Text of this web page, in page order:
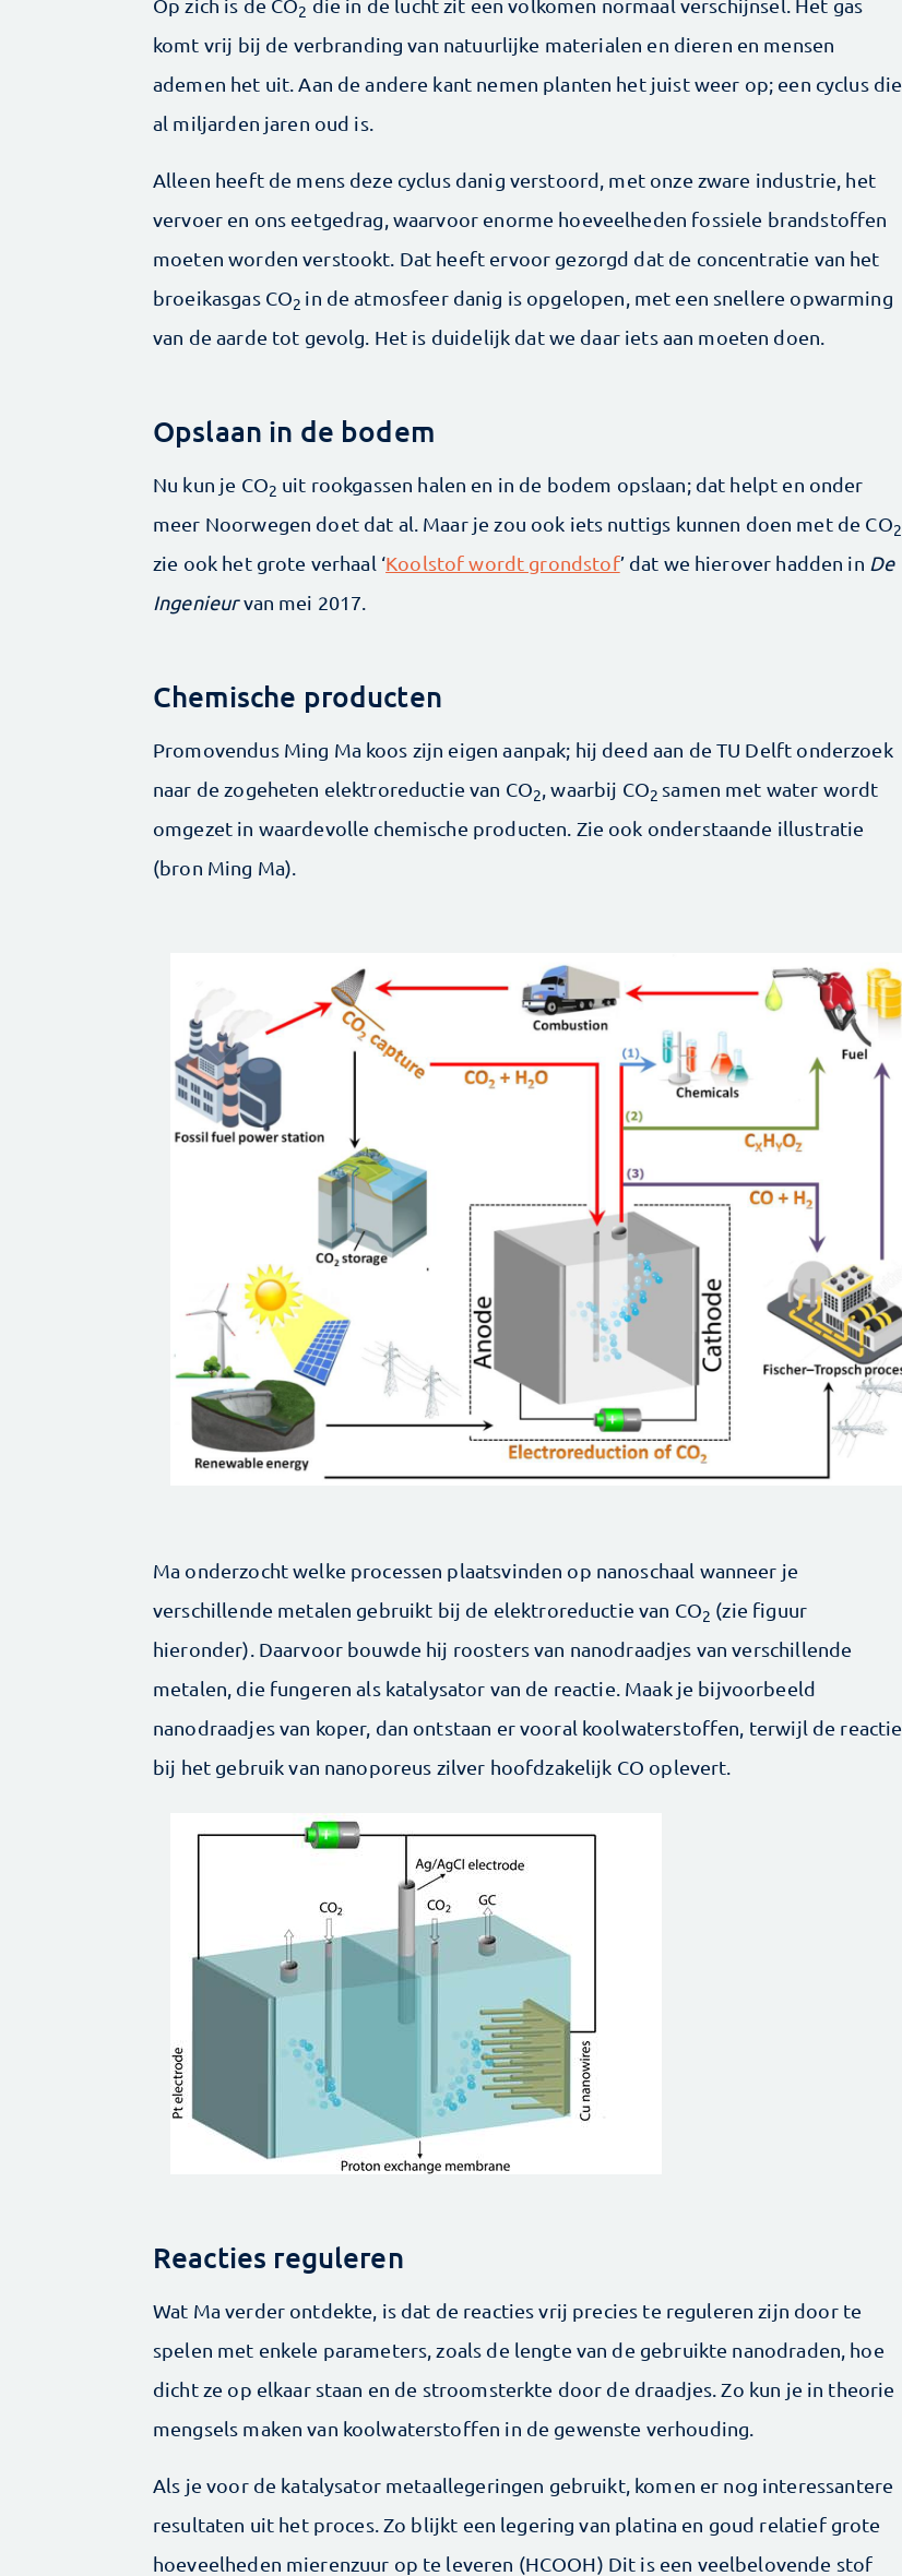
Op zich is de CO2 die in de lucht zit een volkomen normaal verschijnsel. Het gas
komt vrij bij de verbranding van natuurlijke materialen en dieren en mensen
ademen het uit. Aan de andere kant nemen planten het juist weer op; een cyclus die
al miljarden jaren oud is.
Alleen heeft de mens deze cyclus danig verstoord, met onze zware industrie, het
vervoer en ons eetgedrag, waarvoor enorme hoeveelheden fossiele brandstoffen
moeten worden verstookt. Dat heeft ervoor gezorgd dat de concentratie van het
broeikasgas CO2 in de atmosfeer danig is opgelopen, met een snellere opwarming
van de aarde tot gevolg. Het is duidelijk dat we daar iets aan moeten doen.
Opslaan in de bodem
Nu kun je CO2 uit rookgassen halen en in de bodem opslaan; dat helpt en onder
meer Noorwegen doet dat al. Maar je zou ook iets nuttigs kunnen doen met de CO2
zie ook het grote verhaal ‘Koolstof wordt grondstof’ dat we hierover hadden in De
Ingenieurvan mei 2017.
Chemische producten
Promovendus Ming Ma koos zijn eigen aanpak; hij deed aan de TU Delft onderzoek
naar de zogeheten elektroreductie van CO2, waarbij CO2samen met water wordt
omgezet in waardevolle chemische producten. Zie ook onderstaande illustratie
(bron Ming Ma).
Ma onderzocht welke processen plaatsvinden op nanoschaal wanneer je
verschillende metalen gebruikt bij de elektroreductie van CO2 (zie figuur
hieronder). Daarvoor bouwde hij roosters van nanodraadjes van verschillende
metalen, die fungeren als katalysator van de reactie. Maak je bijvoorbeeld
nanodraadjes van koper, dan ontstaan er vooral koolwaterstoffen, terwijl de reactie
bij het gebruik van nanoporeus zilver hoofdzakelijk CO oplevert.
Reacties reguleren
Wat Ma verder ontdekte, is dat de reacties vrij precies te reguleren zijn door te
spelen met enkele parameters, zoals de lengte van de gebruikte nanodraden, hoe
dicht ze op elkaar staan en de stroomsterkte door de draadjes. Zo kun je in theorie
mengsels maken van koolwaterstoffen in de gewenste verhouding.
Als je voor de katalysator metaallegeringen gebruikt, komen er nog interessantere
resultaten uit het proces. Zo blijkt een legering van platina en goud relatief grote
hoeveelheden mierenzuur op te leveren (HCOOH) Dit is een veelbelovende stof